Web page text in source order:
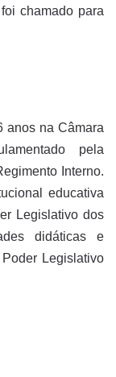
chamado para
anos na Câmara
pela
Interno.
educativa
Legislativo dos
didáticas e
Legislativo